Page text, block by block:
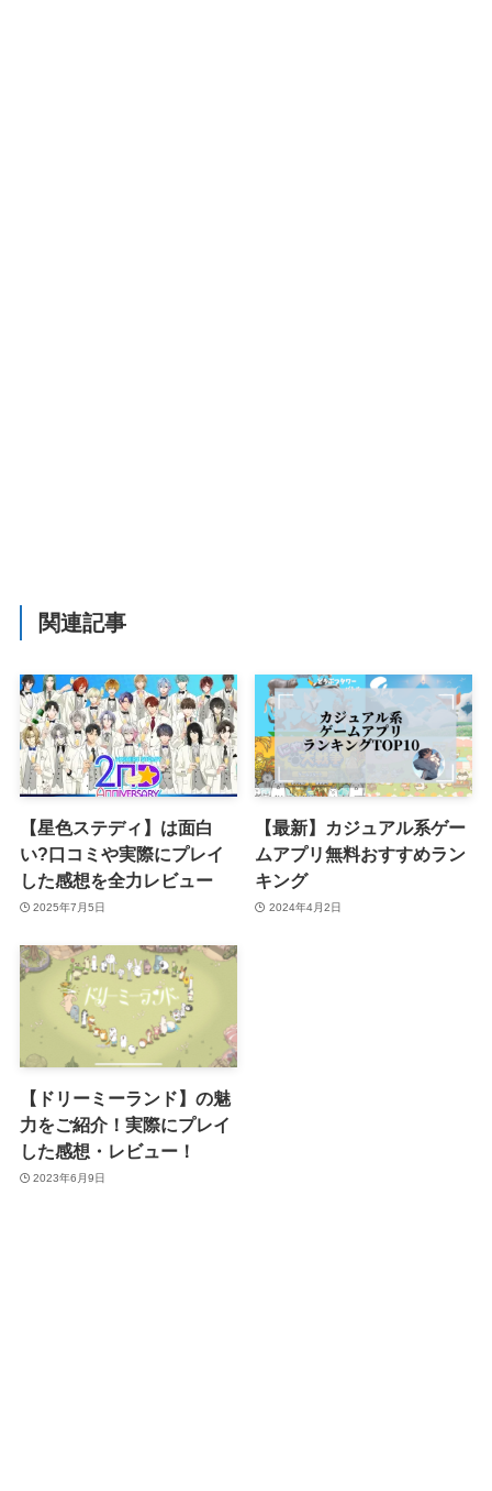
関連記事
【星色ステディ】は面白
い?口コミや実際にプレイ
した感想を全力レビュー
2025年7月5日
【最新】カジュアル系ゲー
ムアプリ無料おすすめラン
キング
2024年4月2日
【ドリーミーランド】の魅
力をご紹介！実際にプレイ
した感想・レビュー！
2023年6月9日